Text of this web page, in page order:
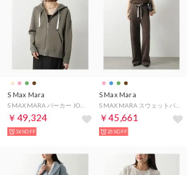
S Max Mara
￥49,324
36%OFF
S Max Mara
S MAX MARA スウェットパンツ BALI ストレート （004/ブラウン）
￥45,661
25%OFF